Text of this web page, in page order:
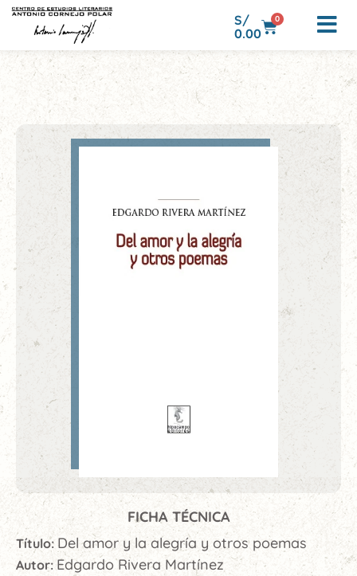
S/
0.00
0
FICHA TÉCNICA
Título: Del amor y la alegría y otros poemas
Autor: Edgardo Rivera Martínez